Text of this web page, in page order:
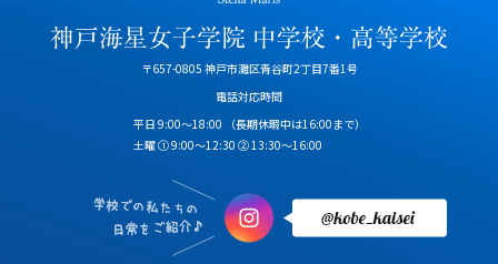
〒657-0805 神戸市灘区青谷町2丁目7番1号
電話対応時間
平日 9:00～18:00
（長期休暇中は16:00まで）
土曜 ① 9:00～12:30 ② 13:30～16:00